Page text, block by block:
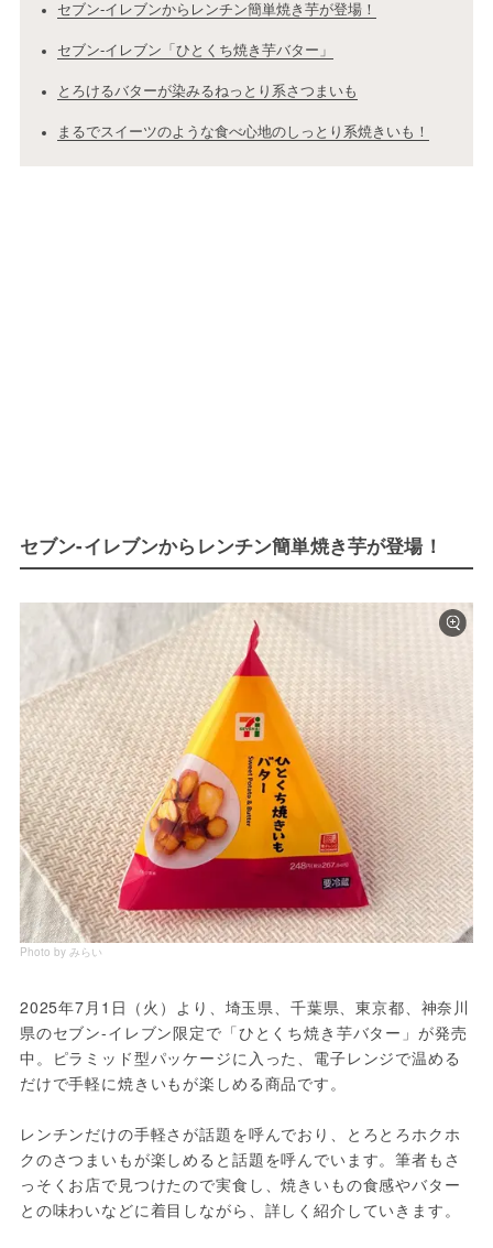
セブン-イレブンからレンチン簡単焼き芋が登場！
セブン-イレブン「ひとくち焼き芋バター」
とろけるバターが染みるねっとり系さつまいも
まるでスイーツのような食べ心地のしっとり系焼きいも！
セブン-イレブンからレンチン簡単焼き芋が登場！
Photo by みらい
2025年7月1日（火）より、埼玉県、千葉県、東京都、神奈川
県のセブン-イレブン限定で「ひとくち焼き芋バター」が発売
中。ピラミッド型パッケージに入った、電子レンジで温める
だけで手軽に焼きいもが楽しめる商品です。
レンチンだけの手軽さが話題を呼んでおり、とろとろホクホ
クのさつまいもが楽しめると話題を呼んでいます。筆者もさ
っそくお店で見つけたので実食し、焼きいもの食感やバター
との味わいなどに着目しながら、詳しく紹介していきます。